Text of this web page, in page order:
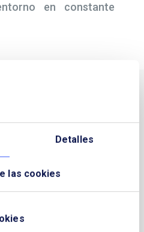
Detalles
las cookies
en constante
oferta formativa.